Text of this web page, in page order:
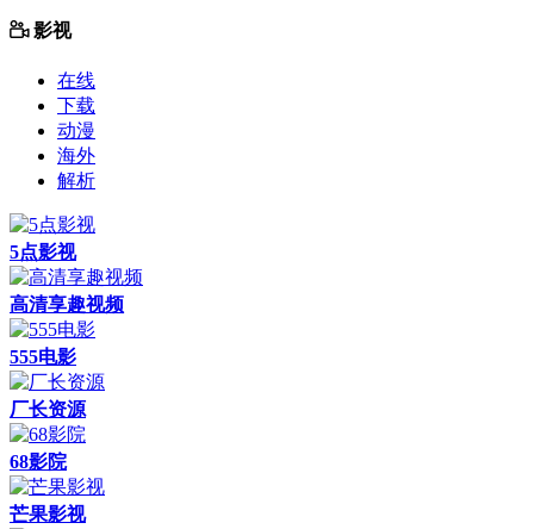
影视
在线
下载
动漫
海外
解析
5点影视
高清享趣视频
555电影
厂长资源
68影院
芒果影视